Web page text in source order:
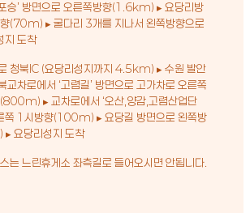
승’ 방면으로 오른쪽방향(1.6km) ▸ 요당리방
(70m) ▸ 굴다리 3개를 지나서 왼쪽방향으로
도착
청북IC (요당리성지까지 4.5km) ▸ 수원 발안
차로에서 ‘고렴길’ 방면으로 고가차로 오른쪽
▸ 교차로에서 ‘오산,양감,고렴산업단
쪽 1시방향(100m) ▸ 요당길 방면으로 왼쪽방
요당리성지 도착
는 느린휴게소 좌측길로 들어오시면 안됩니다.